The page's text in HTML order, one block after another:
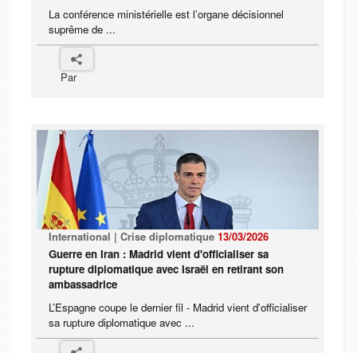
La conférence ministérielle est l’organe décisionnel
suprême de ...
Par
International | Crise diplomatique 13/03/2026
Guerre en Iran : Madrid vient d'officialiser sa
rupture diplomatique avec Israël en retirant son
ambassadrice
L’Espagne coupe le dernier fil - Madrid vient d'officialiser
sa rupture diplomatique avec ...